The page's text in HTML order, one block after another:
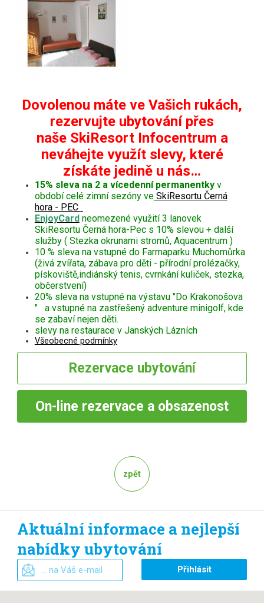
Dovolenou máte ve Vašich rukách,
rezervujte ubytování přes
naše SkiResort Infocentrum a
neváhejte využít slevy, které
získáte jedině u nás…
15% sleva na 2 a vícedenní permanentkyv
období celé zimní sezóny veSkiResortu Černá
hora - PEC
EnjoyCard neomezené využití 3 lanovek
SkiResortu Černá hora-Pec s 10% slevou + další
služby ( Stezka okrunami stromů, Aquacentrum )
10 % sleva na vstupné do Farmaparku Muchomůrka
(živá zvířata, zábava pro děti - přírodní prolézačky,
pískoviště,indiánský tenis, cvrnkání kuliček, stezka,
občerstvení)
20% sleva na vstupné na výstavu "Do Krakonošova
" a vstupné na zastřešený adventure minigolf, kde
se zabaví nejen děti.
slevy na restaurace v Janských Lázních
Všeobecné podmínky
Rezervace ubytování
On-line rezervace a obsazenost
zpět
Aktuální informace a nejlepší
nabídky ubytování